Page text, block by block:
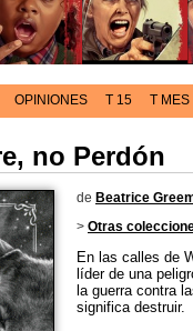
OPINIONES T 15 T MES
no Perdón
de Beatrice
> Otras
En las calles de
líder de una
la guerra contra
significa destruir.